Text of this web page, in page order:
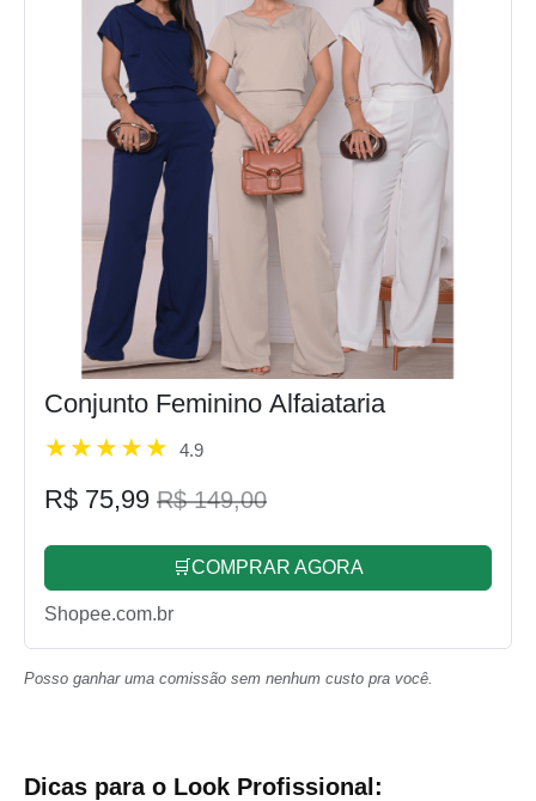
Conjunto Feminino Alfaiataria
4.9
R$ 75,99 R$ 149,00
🛒COMPRAR AGORA
Shopee.com.br
Posso ganhar uma comissão sem nenhum custo pra você.
Dicas para o Look Profissional: